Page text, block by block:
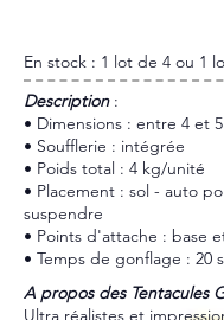
En stock : 1 lot de 4 ou 1
​Description:
• Dimensions : entre 4 et
• Soufflerie : intégrée
• Poids total : 4 kg/unité
• Placement : sol - auto
suspendre
• Points d'attache : base
• Temps de gonflage : 20
A propos des Tentacules
Ultra réalistes et